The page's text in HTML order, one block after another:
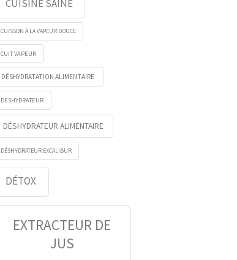
CUISINE SAINE
CUISSON À LA VAPEUR DOUCE
CUIT VAPEUR
DÉSHYDRATATION ALIMENTAIRE
DESHYDRATEUR
DÉSHYDRATEUR ALIMENTAIRE
DÉSHYDRATEUR EXCALIBUR
DÉTOX
EXTRACTEUR DE
JUS